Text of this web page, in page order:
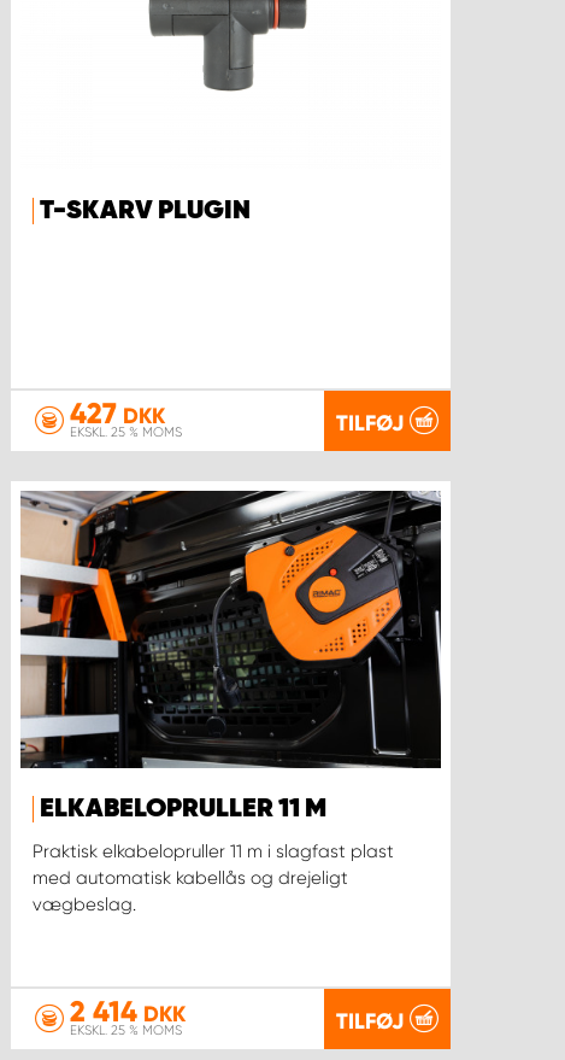
T-SKARV PLUGIN
427 DKK
EKSKL. 25 % MOMS TILFØJ
ELKABELOPRULLER 11 M
Praktisk elkabelopruller 11 m i slagfast plast
med automatisk kabellås og drejeligt
vægbeslag.
2 414 DKK
EKSKL. 25 % MOMS TILFØJ